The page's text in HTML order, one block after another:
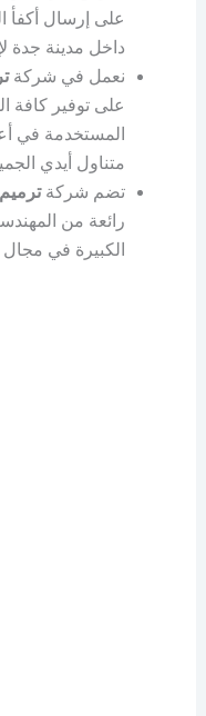
على إرسال أكفأ
داخل مدينة جدة
نعمل في شركة
على توفير كافة
المستخدمة في
متناول أيدي
تضم شركة
رائعة من
الكبيرة في